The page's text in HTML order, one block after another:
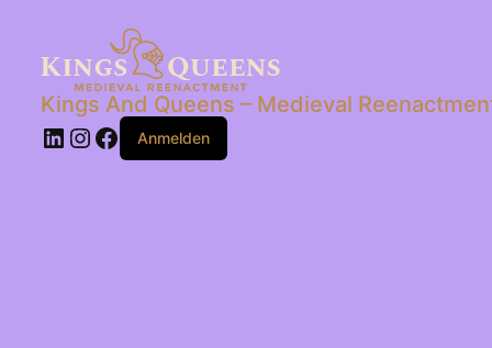
Kings And Queens – Medieval
LinkedIn
Instagram
Facebook
Anmelden